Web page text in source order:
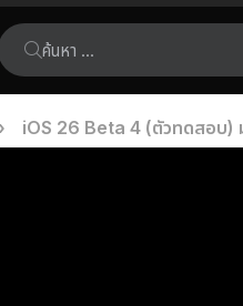
ค้นหา:
iOS 26 Beta 4 (ตัวทดสอบ)